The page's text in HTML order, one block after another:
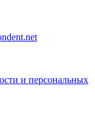
и персональных